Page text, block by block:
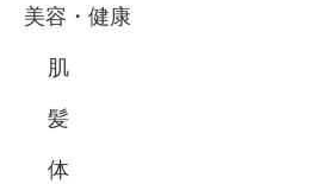
美容・健康
肌
髪
体